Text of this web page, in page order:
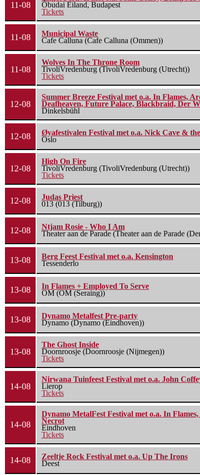
11-08
Óbudai Eiland, Budapest
Tickets
11-08
Municipal Waste
Cafe Calluna (Cafe Calluna (Ommen))
11-08
Wolves In The Throne Room
TivoliVredenburg (TivoliVredenburg (Utrecht))
Tickets
12-08
Summer Breeze Festival met o.a. In Flames,
Deafheaven, Future Palace, Blackbraid, Der
Dinkelsbühl
12-08
Øyafestivalen Festival met o.a. Nick Cave &
Oslo
12-08
High On Fire
TivoliVredenburg (TivoliVredenburg (Utrecht))
Tickets
12-08
Judas Priest
013 (013 (Tilburg))
12-08
Ntjam Rosie - Who I Am
Theater aan de Parade (Theater aan de Parade
13-08
Berg Feest Festival met o.a. Kensington
Tessenderlo
13-08
In Flames + Employed To Serve
OM (OM (Seraing))
13-08
Dynamo Metalfest Pre-party
Dynamo (Dynamo (Eindhoven))
13-08
The Ghost Inside
Doornroosje (Doornroosje (Nijmegen))
Tickets
14-08
Nirwana Tuinfeest Festival met o.a. John
Lierop
Tickets
14-08
Dynamo MetalFest Festival met o.a. In
Necrot
Eindhoven
Tickets
14-08
Zeeltje Rock Festival met o.a. Up The Irons
Deest